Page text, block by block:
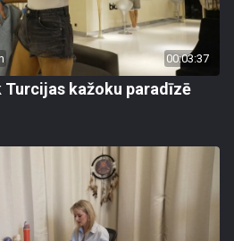
00:03:37
Turcijas kažoku paradīzē